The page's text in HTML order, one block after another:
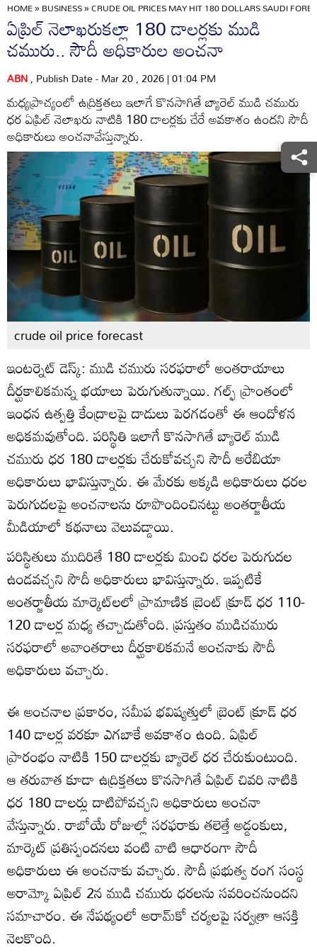
HOME»BUSINESS»CRUDE OIL PRICES MAY HIT 180 DOLLARS SAUDI
ఏప్రిల్ నెలాఖరుకల్లా 180 డాలర్లకు ముడి
చమురు.. సౌదీ అధికారుల అంచనా
ABN, Publish Date - Mar 20 , 2026 | 01:04 PM
మధ్యప్రాచ్యంలో ఉద్రిక్తతలు ఇలాగే కొనసాగితే బ్యారెల్ ముడి చమురు
ధర ఏప్రిల్ నెలాఖరు నాటికి 180 డాలర్లకు చేరే అవకాశం ఉందని సౌదీ
అధికారులు అంచనావేస్తున్నారు.
crude oil price forecast
ఇంటర్నెట్ డెస్క్: ముడి చమురు సరఫరాలో అంతరాయాలు
దీర్ఘకాలికమన్న భయాలు పెరుగుతున్నాయి. గల్ఫ్ ప్రాంతంలో
ఇంధన ఉత్పత్తి కేంద్రాలపై దాడులు పెరగడంతో ఈ ఆందోళన
అధికమవుతోంది. పరిస్థితి ఇలాగే కొనసాగితే బ్యారెల్ ముడి
చమురు ధర 180 డాలర్లకు చేరుకోవచ్చని సౌదీ అరేబియా
అధికారులు భావిస్తున్నారు. ఈ మేరకు అక్కడి అధికారులు ధరల
పెరుగుదలపై అంచనాలను రూపొందించినట్టు అంతర్జాతీయ
మీడియాలో కథనాలు వెలువడ్డాయి.
పరిస్థితులు ముదిరితే 180 డాలర్లకు మించి ధరల పెరుగుదల
ఉండవచ్చని సౌదీ అధికారులు భావిస్తున్నారు. ఇప్పటికే
అంతర్జాతీయ మార్కెట్‌లలో ప్రామాణిక బ్రెంట్ క్రూడ్ ధర 110-
120 డాలర్ల మధ్య తచ్చాడుతోంది. ప్రస్తుతం ముడిచమురు
సరఫరాలో అవాంతరాలు దీర్ఘకాలికమనే అంచనాకు సౌదీ
అధికారులు వచ్చారు.
ఈ అంచనాల ప్రకారం, సమీప భవిష్యత్తులో బ్రెంట్ క్రూడ్ ధర
140 డాలర్ల వరకూ ఎగబాకే అవకాశం ఉంది. ఏప్రిల్
ప్రారంభం నాటికి 150 డాలర్లకు బ్యారెల్ ధర చేరుకుంటుంది.
ఆ తరువాత కూడా ఉద్రిక్తతలు కొనసాగితే ఏప్రిల్ చివరి నాటికి
ధర 180 డాలర్లు దాటిపోవచ్చని అధికారులు అంచనా
వేస్తున్నారు. రాబోయే రోజుల్లో సరఫరాకు తలెత్తే అడ్డంకులు,
మార్కెట్ ప్రతిస్పందనలు వంటి వాటి ఆధారంగా సౌదీ
అధికారులు ఈ అంచనాకు వచ్చారు. సౌదీ ప్రభుత్వ రంగ సంస్థ
అరామ్కో ఏప్రిల్ 2న ముడి చమురు ధరలను సవరించనుందని
సమాచారం. ఈ నేపథ్యంలో అరామ్‌కో చర్యలపై సర్వత్రా ఆసక్తి
నెలకొంది.